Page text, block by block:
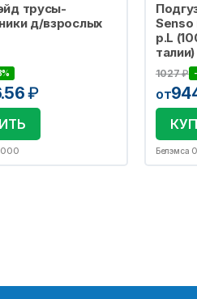
трусы-
д/взрослых
₽
ООО
Senso
р.L
талии)
1027₽
от
Белэмса